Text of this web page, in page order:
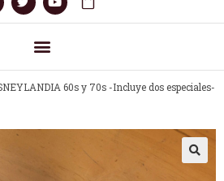
60s y 70s -Incluye dos especiales-